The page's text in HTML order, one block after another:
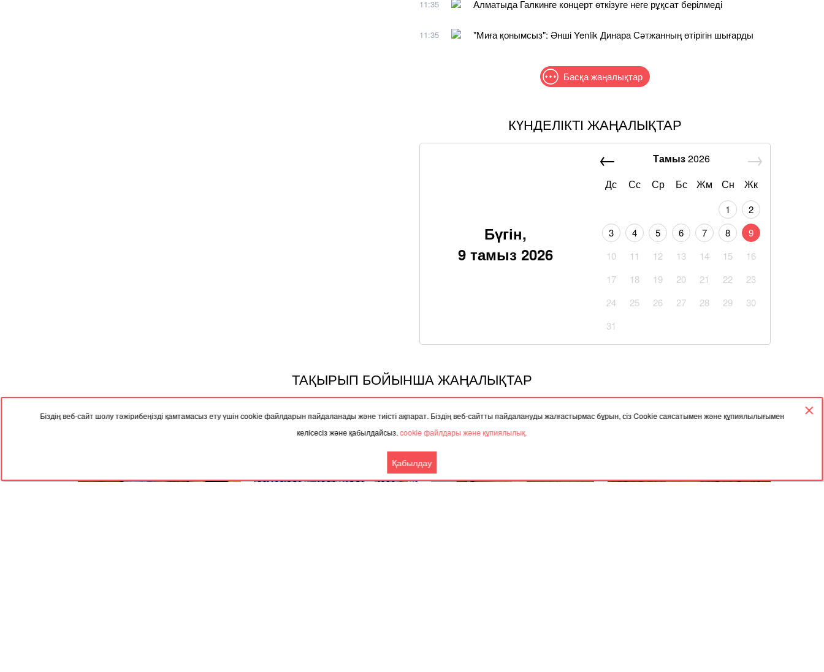
Біздің веб-сайт шолу тәжірибеңізді қамтамасыз ету үшін cookie файлдарын пайдаланады және тиісті ақпарат. Біздің веб-сайтты пайдалануды жалғастырмас бұрын, сіз Cookie саясатымен және құпиялылығымен
келісесіз және қабылдайсыз.cookie файлдары және құпиялылық.
Қабылдау
11:35 Алматыда Галкинге концерт өткізуге неге рұқсат берілмеді
11:35 "Миға қонымсыз": Әнші Yenlik Динара Сәтжанның өтірігін шығарды
Басқа жаңалықтар
КҮНДЕЛІКТІ ЖАҢАЛЫҚТАР
Бүгін,
9 тамыз 2026
Тамыз2026
Дс
Сс Ср Бс Жм Сн Жк
1
2
3
4 5 6 7 8
9
10
11 12 13 14 15
16
17
18 19 20 21 22
23
24
25 26 27 28 29
30
31
ТАҚЫРЫП БОЙЫНША ЖАҢАЛЫҚТАР